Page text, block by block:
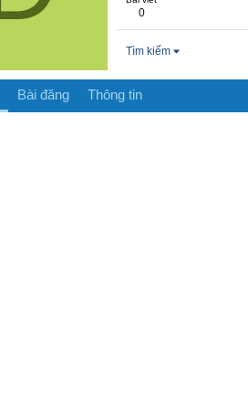
0
Tìm kiếm
Bài đăng Thông tin